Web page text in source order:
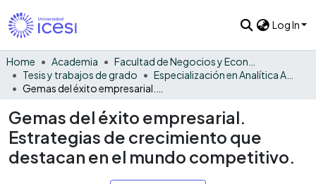
Log In
Home Academia
Tesis y trabajos de grado
Gemas del éxito empresarial.
Estrategias de crecimiento que
destacan en el mundo competitivo.